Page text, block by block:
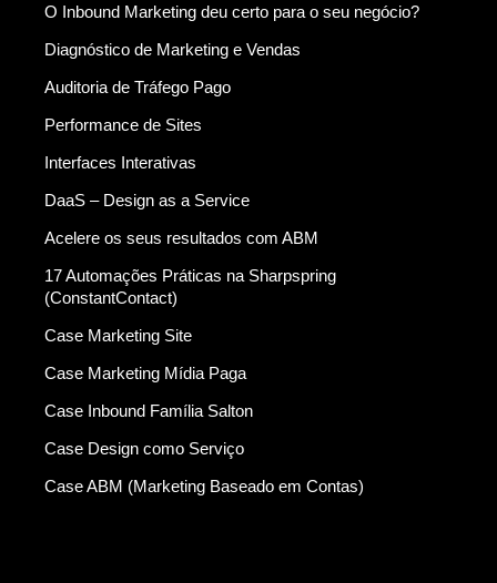
O Inbound Marketing deu certo para o seu negócio?
Diagnóstico de Marketing e Vendas
Auditoria de Tráfego Pago
Performance de Sites
Interfaces Interativas
DaaS – Design as a Service
Acelere os seus resultados com ABM
17 Automações Práticas na Sharpspring
(ConstantContact)
Case Marketing Site
Case Marketing Mídia Paga
Case Inbound Família Salton
Case Design como Serviço
Case ABM (Marketing Baseado em Contas)